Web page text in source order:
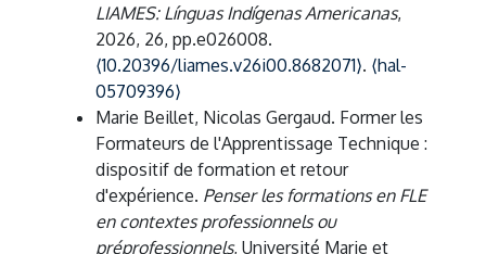
LIAMES: Línguas Indígenas Americanas,
2026, 26, pp.e026008.
⟨10.20396/liames.v26i00.8682071⟩. ⟨hal-
05709396⟩
Marie Beillet, Nicolas Gergaud. Former les
Formateurs de l'Apprentissage Technique :
dispositif de formation et retour
d'expérience. Penser les formations en FLE
en contextes professionnels ou
préprofessionnels, Université Marie et